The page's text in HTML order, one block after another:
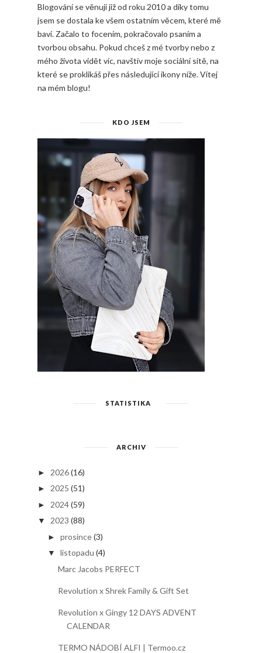
Blogování se věnuji již od roku 2010 a díky tomu
jsem se dostala ke všem ostatním věcem, které mě
baví. Začalo to focením, pokračovalo psaním a
tvorbou obsahu. Pokud chceš z mé tvorby nebo z
mého života vidět víc, navštiv moje sociální sítě, na
které se proklikáš přes následující ikony níže. Vítej
na mém blogu!
KDO JSEM
STATISTIKA
ARCHIV
► 2026(16)
► 2025 (51)
► 2024(59)
▼ 2023 (88)
► prosince(3)
▼ listopadu (4)
Marc Jacobs PERFECT
Revolution x Shrek Family & Gift Set
Revolution x Gingy 12 DAYS ADVENT
CALENDAR
TERMO NÁDOBÍ ALFI | Termoo.cz